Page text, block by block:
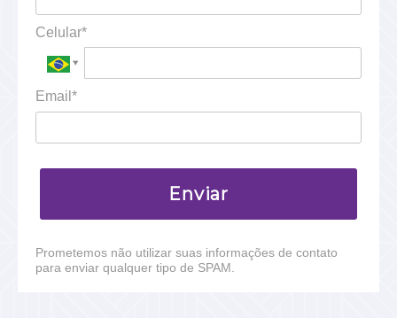
Celular*
Email*
Enviar
Prometemos não utilizar suas informações de contato
para enviar qualquer tipo de SPAM.